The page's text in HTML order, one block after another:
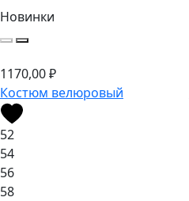
Новинки
1170,00₽
Костюм велюровый
52
54
56
58